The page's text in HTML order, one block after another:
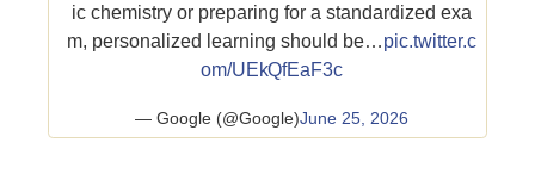
ic chemistry or preparing for a standardized exa
m, personalized learning should be…pic.twitter.c
om/UEkQfEaF3c
— Google (@Google)June 25, 2026